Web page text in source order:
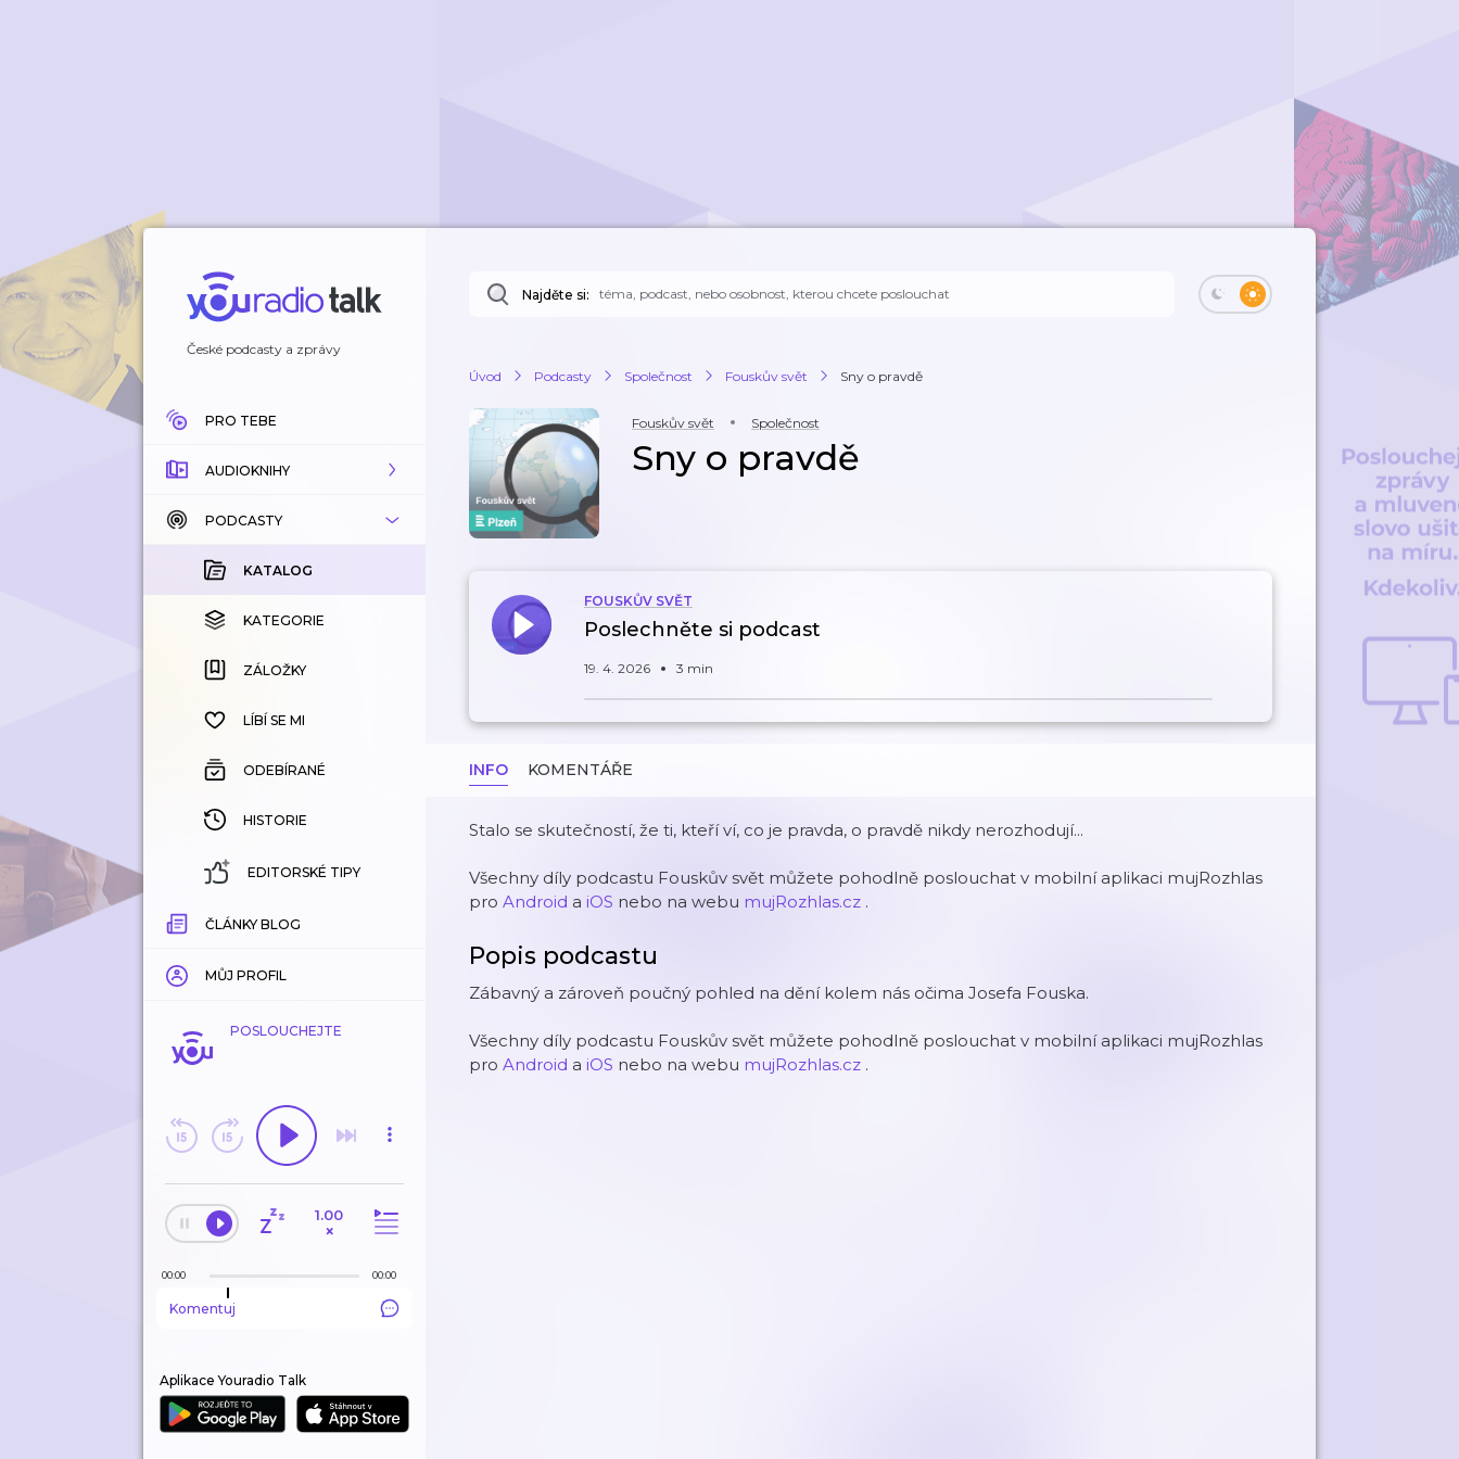
České podcasty a zprávy
PRO TEBE
AUDIOKNIHY
KATALOG
KOUPENÉ
KATEGORIE
ZÁLOŽKY
HISTORIE
PODCASTY
KATALOG
KATEGORIE
ZÁLOŽKY
LÍBÍ SE MI
ODEBÍRANÉ
HISTORIE
EDITORSKÉ TIPY
ČLÁNKY BLOG
MŮJ PROFIL
POSLOUCHEJTE
1.00
×
00:00 00:00
Komentuj
Aplikace Youradio Talk
Najděte si:
Úvod Podcasty Společnost Fouskův svět Sny o pravdě
Fouskův svět Společnost
Sny o pravdě
FOUSKŮV SVĚT
Poslechněte si podcast
19. 4. 2026 3 min
INFO KOMENTÁŘE
Stalo se skutečností, že ti, kteří ví, co je pravda, o pravdě nikdy nerozhodují...
Všechny díly podcastu Fouskův svět můžete pohodlně poslouchat v mobilní aplikaci mujRozhlas
pro Android a iOS nebo na webu mujRozhlas.cz .
Popis podcastu
Zábavný a zároveň poučný pohled na dění kolem nás očima Josefa Fouska.
Všechny díly podcastu Fouskův svět můžete pohodlně poslouchat v mobilní aplikaci mujRozhlas
pro Android a iOS nebo na webu mujRozhlas.cz .